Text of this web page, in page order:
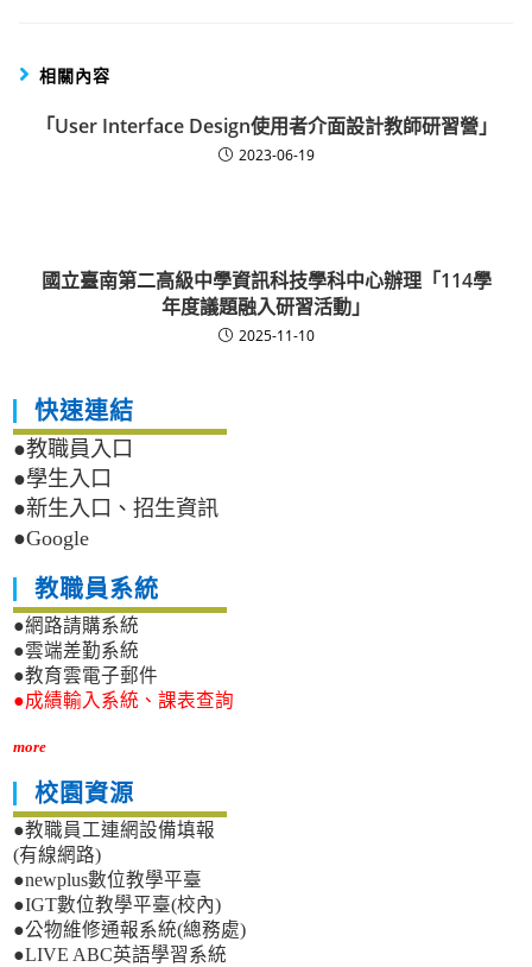
相關內容
「User Interface Design使用者介面設計教師研習營」
2023-06-19
國立臺南第二高級中學資訊科技學科中心辦理「114學
年度議題融入研習活動」
2025-11-10
快速連結
●教職員入口
●學生入口
●新生入口、招生資訊
●Google
教職員系統
●網路請購系統
●雲端差勤系統
●教育雲電子郵件
●成績輸入系統、課表查詢
more
校園資源
●教職員工連網設備填報
(有線網路)
●newplus數位教學平臺
●IGT數位教學平臺(校內)
●公物維修通報系統(總務處)
●LIVE ABC英語學習系統